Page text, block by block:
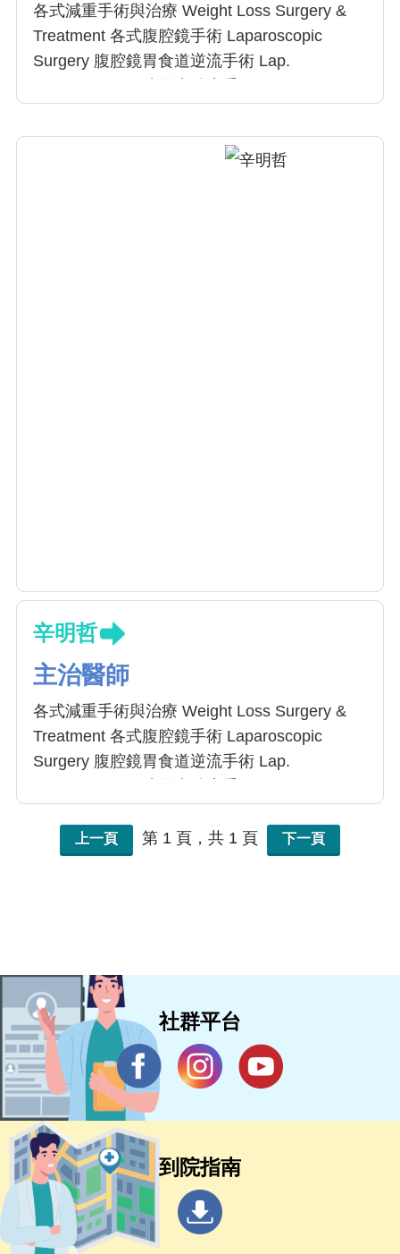
各式減重手術與治療 Weight Loss Surgery &
Treatment 各式腹腔鏡手術 Laparoscopic
Surgery 腹腔鏡胃食道逆流手術 Lap.
Obesity
辛明哲
主治醫師
各式減重手術與治療 Weight Loss Surgery &
Treatment 各式腹腔鏡手術 Laparoscopic
Surgery 腹腔鏡胃食道逆流手術 Lap.
腺手術 Transoral endoscopic thyroidectomy
上一頁 第 1 頁，共 1 頁 下一頁
社群平台
到院指南